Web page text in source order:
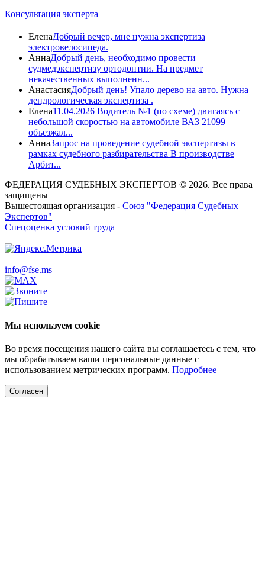
Консультация эксперта
ЕленаДобрый вечер, мне нужна экспертиза
электровелосипеда.
АннаДобрый день, необходимо провести
судмедэкспертизу ортодонтии. На предмет
некачественных выполненн...
АнастасияДобрый день! Упало дерево на авто. Нужна
дендрологическая экспертиза .
Елена11.04.2026 Водитель №1 (по схеме) двигаясь с
небольшой скоростью на автомобиле ВАЗ 21099
объезжал...
АннаЗапрос на проведение судебной экспертизы в
рамках судебного разбирательства В производстве
Арбит...
ФЕДЕРАЦИЯ СУДЕБНЫХ ЭКСПЕРТОВ © 2026. Все права
защищены
Вышестоящая организация - Союз "Федерация Судебных
Экспертов"
Спецоценка условий труда
info@fse.ms
Мы используем cookie
Во время посещения нашего сайта вы соглашаетесь с тем, что
мы обрабатываем ваши персональные данные с
использованием метрических программ. Подробнее
Согласен